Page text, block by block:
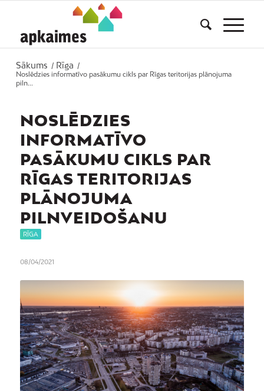
Sākums / Rīga
/
Noslēdzies informatīvo pasākumu cikls par Rīgas teritorijas plānojuma
piln...
NOSLĒDZIES
INFORMATĪVO
PASĀKUMU CIKLS PAR
RĪGAS TERITORIJAS
PLĀNOJUMA
PILNVEIDOŠANU
RĪGA
08/04/2021